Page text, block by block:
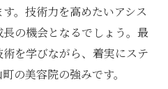
。技術力を高めたいアシス
の機会となるでしょう。最
を学びながら、着実にステ
の美容院の強みです。